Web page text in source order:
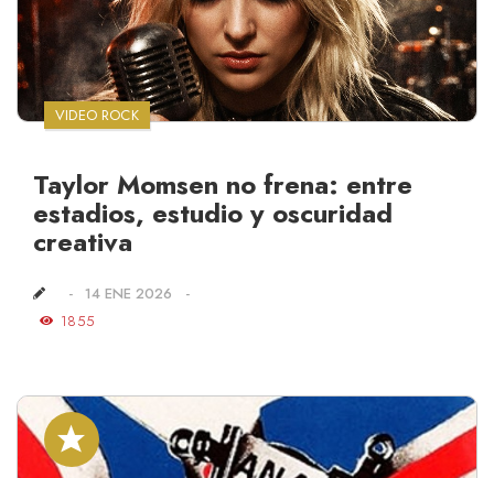
VIDEO ROCK
Taylor Momsen no frena: entre
estadios, estudio y oscuridad
creativa
14 ENE 2026
1855